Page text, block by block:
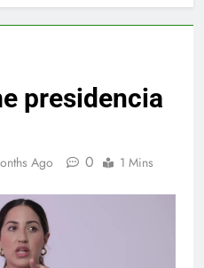
presidencia
Ago 0 1 Mins